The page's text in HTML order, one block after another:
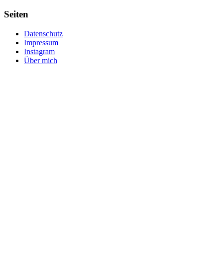
Seiten
Datenschutz
Impressum
Instagram
Über mich